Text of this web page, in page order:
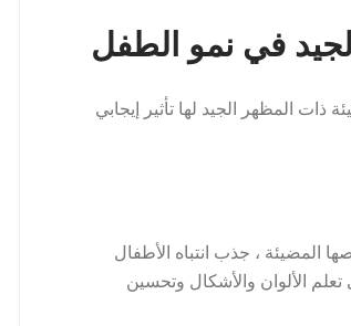
في نمو الطفل
ذات المظهر الجيد لها تأثير إيجابي
المضيئة ، جذب انتباه الأطفال
الألوان والأشكال وتحسين